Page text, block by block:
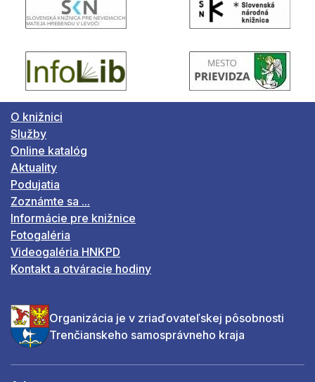
O knižnici
Služby
Online katalóg
Aktuality
Podujatia
Zoznámte sa ...
Informácie pre knižnice
Fotogaléria
Videogaléria HNKPD
Kontakt a otváracie hodiny
Organizácia je v zriaďovateľskej pôsobnosti
Trenčianskeho samosprávneho kraja